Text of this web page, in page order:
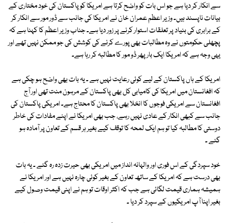
سے انکار کر دیا ہے جو اس بات کو واضح کرتا ہے امریکا کو پاکستان کی خود مختاری کے
بیانات ناپسند ہیں۔ وزیر اعظم عمران خان نے امریکا کی جانب سے ڈور مور سے انکار کر
کے برابری کی بنیاد پر تعلقات استوار کرنے پر زور دیا ہے۔ جناب وزیر اعظم کا کہنا ہے کہ
پچھلی حکومتوں نے وہ مطالبات بھی پورے کرنے کی کوشش کی جو ممکن نہیں تھے اور
یہی وجہ ہے کہ امریکا ایک بار پھر ڈو مور کا مطالبہ کر رہا ہے۔
امریکا کے ہاں پاکستان کے لیے کوئی رعایت نہیں ہے ۔ یہ بات بھی واضح ہو چکی ہے
کہ افغانستان میں امریکا کی کامیابی کل بھی پاکستان کے مرہون منت تھی اور آج
افغانستان سے امریکی فوجوں کا انخلا بھی پاکستان کا محتاج ہے۔ امریکی پاکستان کی
جانب سے کبھی انکار کے عادی نہیں رہے، جب بھی امریکا نے اپنے مفادات کی خاطر
دوستی کا مطالبہ کیا تو ہم ایک لمحہ کا توقف کیے بغیر ہر قسم کے تعاون پر آمادہ ہو
گئے ۔
خود سپردگی کے اس فوری اور والہانہ انداز میں امریکی بھی حیرت زدہ رہ گئے ۔ یہ بات
بھی درست ہے کہ امریکا کے ساتھ تعاون کے بغیر کوئی چارہ نہیں ہے اور امریکا نے
ہمیشہ ہماری قیمت لگائی ہے جب کہ اکثر اوقات تو ہم نے اپنی قیمت وصول کیے
بغیر اپنا آپ امریکیوں کے سپرد کر دیا ۔